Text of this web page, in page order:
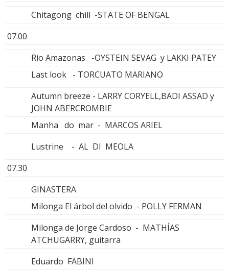
Chitagong chill -STATE OF BENGAL
07.00
Río Amazonas -OYSTEIN SEVAG y LAKKI PATEY
Last look - TORCUATO MARIANO
Autumn breeze - LARRY CORYELL,BADI ASSAD y
JOHN ABERCROMBIE
Manha do mar - MARCOS ARIEL
Lustrine - AL DI MEOLA
07.30
GINASTERA
Milonga El árbol del olvido - POLLY FERMAN
Milonga de Jorge Cardoso - MATHÍAS
ATCHUGARRY, guitarra
Eduardo FABINI